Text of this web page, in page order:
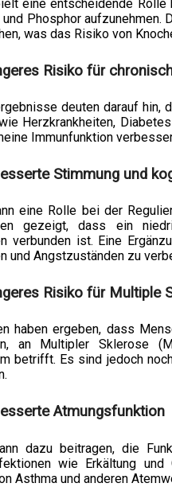
eine entscheidende Rolle
Phosphor aufzunehmen.
was das Risiko von
Risiko für
deuten darauf hin,
Herzkrankheiten,
Immunfunktion
Stimmung und
eine Rolle bei der
gezeigt, dass ein
verbunden ist. Eine
und Angstzuständen zu
Risiko für Multiple
haben ergeben, dass
an Multipler Sklerose
betrifft. Es sind jedoch
Atmungsfunktion
dazu beitragen, die
wie Erkältung
Asthma und anderen